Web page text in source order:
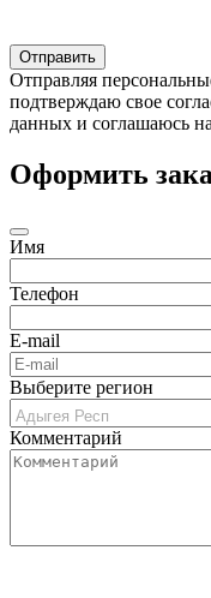
Отправляя
подтверждаю свое
данных и соглашаюсь на
Оформить
Имя
Телефон
E-mail
Выберите регион
Комментарий